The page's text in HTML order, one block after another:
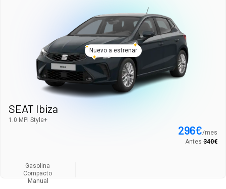
Nuevo a estrenar
SEAT Ibiza
1.0 MPI Style+
296€/mes
Antes 340€
Gasolina
Compacto
Manual